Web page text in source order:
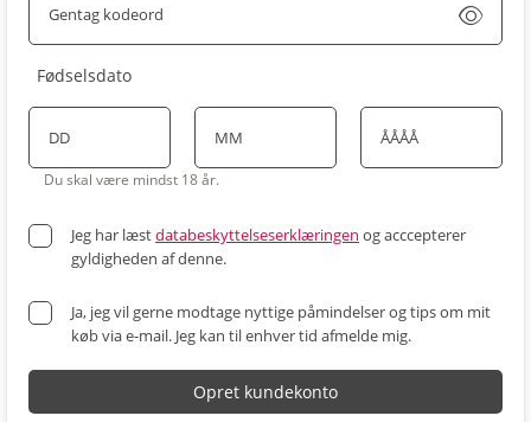
Gentag kodeord
Fødselsdato
DD MM ÅÅÅÅ
Du skal være mindst 18 år.
Jeg har læstdatabeskyttelseserklæringen og acccepterer
gyldigheden af denne.
Ja, jeg vil gerne modtage nyttige påmindelser og tips om mit
køb via e-mail. Jeg kan til enhver tid afmelde mig.
Opret kundekonto